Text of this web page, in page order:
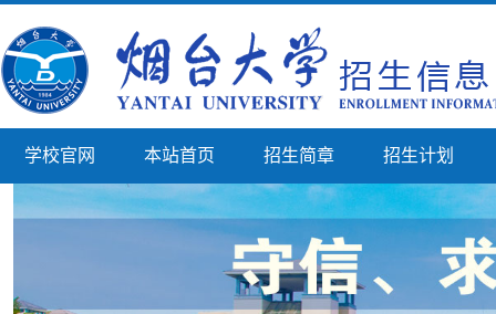
学校官网 本站首页 招生简章 招生计划